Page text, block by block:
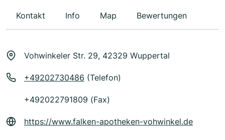
Kontakt Info Map Bewertungen
Vohwinkeler Str. 29, 42329 Wuppertal
+49202730486 (Telefon)
+492022791809 (Fax)
https://www.falken-apotheken-vohwinkel.de